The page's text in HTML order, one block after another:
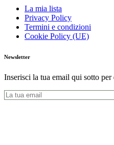
La mia lista
Privacy Policy
Termini e condizioni
Cookie Policy (UE)
Newsletter
Inserisci la tua email qui sotto